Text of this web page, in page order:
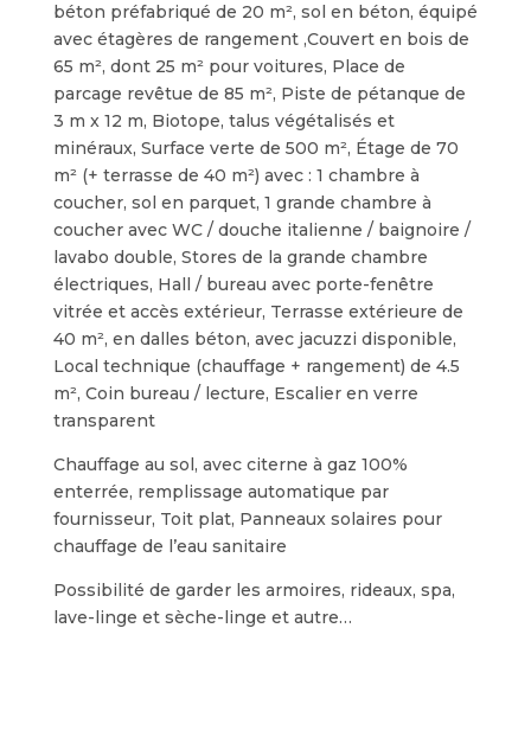
béton préfabriqué de 20 m², sol en béton, équipé
avec étagères de rangement ,Couvert en bois de
65 m², dont 25 m² pour voitures, Place de
parcage revêtue de 85 m², Piste de pétanque de
3 m x 12 m, Biotope, talus végétalisés et
minéraux, Surface verte de 500 m², Étage de 70
m² (+ terrasse de 40 m²) avec : 1 chambre à
coucher, sol en parquet, 1 grande chambre à
coucher avec WC / douche italienne / baignoire /
lavabo double, Stores de la grande chambre
électriques, Hall / bureau avec porte-fenêtre
vitrée et accès extérieur, Terrasse extérieure de
40 m², en dalles béton, avec jacuzzi disponible,
Local technique (chauffage + rangement) de 4.5
m², Coin bureau / lecture, Escalier en verre
transparent
Chauffage au sol, avec citerne à gaz 100%
enterrée, remplissage automatique par
fournisseur, Toit plat, Panneaux solaires pour
chauffage de l’eau sanitaire
Possibilité de garder les armoires, rideaux, spa,
lave-linge et sèche-linge et autre…